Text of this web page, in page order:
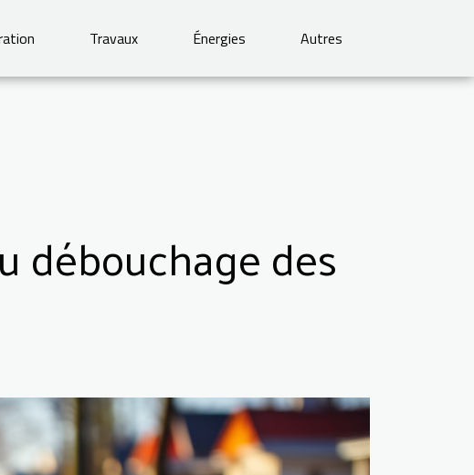
Travaux Énergies Autres
débouchage des